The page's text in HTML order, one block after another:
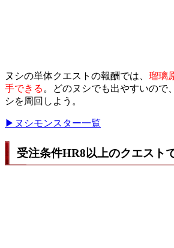
ヌシの単体クエストの報酬では、 瑠璃
手できる 。どのヌシでも出やすいので
シを周回しよう。
▶ヌシモンスター一覧
受注条件HR8以上のクエスト